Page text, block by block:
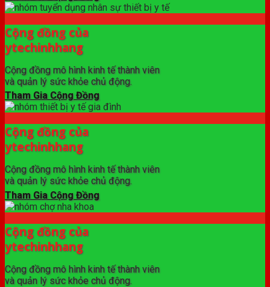
Cộng đồng của
ytechinhhang
Cộng đồng mô hình kinh tế thành viên
và quản lý sức khỏe chủ động.
Tham Gia Cộng Đồng
Cộng đồng của
ytechinhhang
Cộng đồng mô hình kinh tế thành viên
và quản lý sức khỏe chủ động.
Tham Gia Cộng Đồng
Cộng đồng của
ytechinhhang
Cộng đồng mô hình kinh tế thành viên
và quản lý sức khỏe chủ động.